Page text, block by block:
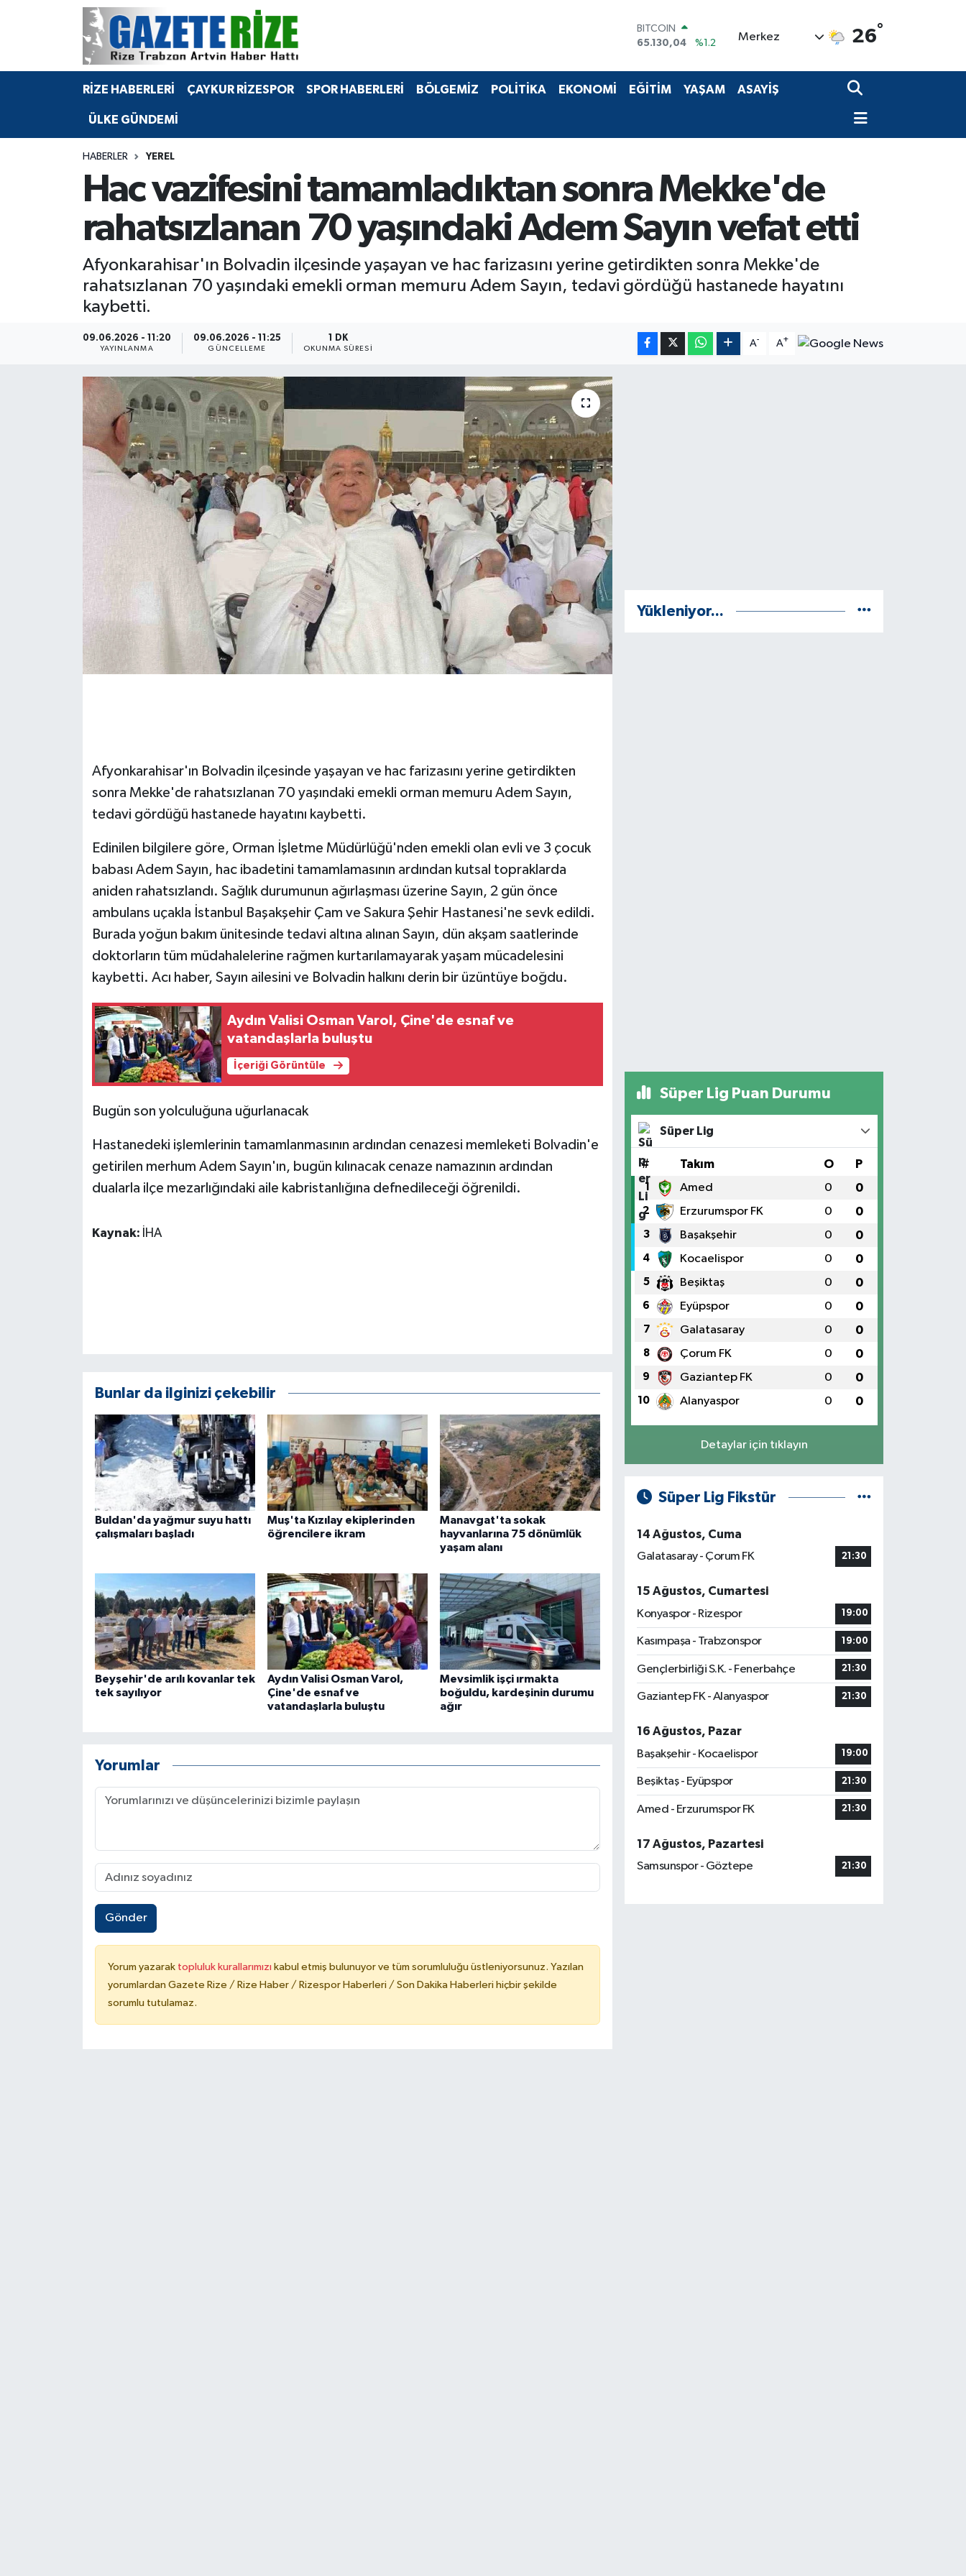
BITCOIN
65.130,04
%1.2
47,7069
%0.17
EURO
13.887
%64
Merkez 26°
RİZE HABERLERİ ÇAYKUR RİZESPOR SPOR HABERLERİ BÖLGEMİZ POLİTİKA EKONOMİ EĞİTİM YAŞAM ASAYİŞ
ÜLKE GÜNDEMİ
HABERLER YEREL
Hac vazifesini tamamladıktan sonra Mekke'de
rahatsızlanan 70 yaşındaki Adem Sayın vefat etti
Afyonkarahisar'ın Bolvadin ilçesinde yaşayan ve hac farizasını yerine getirdikten sonra Mekke'de
rahatsızlanan 70 yaşındaki emekli orman memuru Adem Sayın, tedavi gördüğü hastanede hayatını
kaybetti.
09.06.2026 - 11:20
YAYINLANMA
09.06.2026 - 11:25
GÜNCELLEME
1 DK
OKUNMA SÜRESI
A- A+
Afyonkarahisar'ın Bolvadin ilçesinde yaşayan ve hac farizasını yerine getirdikten
sonra Mekke'de rahatsızlanan 70 yaşındaki emekli orman memuru Adem Sayın,
tedavi gördüğü hastanede hayatını kaybetti.
Edinilen bilgilere göre, Orman İşletme Müdürlüğü'nden emekli olan evli ve 3 çocuk
babası Adem Sayın, hac ibadetini tamamlamasının ardından kutsal topraklarda
aniden rahatsızlandı. Sağlık durumunun ağırlaşması üzerine Sayın, 2 gün önce
ambulans uçakla İstanbul Başakşehir Çam ve Sakura Şehir Hastanesi'ne sevk edildi.
Burada yoğun bakım ünitesinde tedavi altına alınan Sayın, dün akşam saatlerinde
doktorların tüm müdahalelerine rağmen kurtarılamayarak yaşam mücadelesini
kaybetti. Acı haber, Sayın ailesini ve Bolvadin halkını derin bir üzüntüye boğdu.
Aydın Valisi Osman Varol, Çine'de esnaf ve
vatandaşlarla buluştu
İçeriği Görüntüle
Bugün son yolculuğuna uğurlanacak
Hastanedeki işlemlerinin tamamlanmasının ardından cenazesi memleketi Bolvadin'e
getirilen merhum Adem Sayın'ın, bugün kılınacak cenaze namazının ardından
dualarla ilçe mezarlığındaki aile kabristanlığına defnedileceği öğrenildi.
Kaynak: İHA
Bunlar da ilginizi çekebilir
Buldan'da yağmur suyu hattı
çalışmaları başladı
Muş'ta Kızılay ekiplerinden
öğrencilere ikram
Manavgat'ta sokak
hayvanlarına 75 dönümlük
yaşam alanı
Beyşehir'de arılı kovanlar tek
tek sayılıyor
Aydın Valisi Osman Varol,
Çine'de esnaf ve
vatandaşlarla buluştu
Mevsimlik işçi ırmakta
boğuldu, kardeşinin durumu
ağır
Yorumlar
Gönder
Yorum yazarak topluluk kurallarımızı kabul etmiş bulunuyor ve tüm sorumluluğu üstleniyorsunuz. Yazılan
yorumlardan Gazete Rize / Rize Haber / Rizespor Haberleri / Son Dakika Haberleri hiçbir şekilde
sorumlu tutulamaz.
Yükleniyor...
Süper Lig Puan Durumu
Süper Lig
# Takım O P
1 Amed 0 0
2 Erzurumspor FK 0 0
3 Başakşehir 0 0
4 Kocaelispor 0 0
5 Beşiktaş 0 0
6 Eyüpspor 0 0
7 Galatasaray 0 0
8 Çorum FK 0 0
9 Gaziantep FK 0 0
10 Alanyaspor 0 0
Detaylar için tıklayın
Süper Lig Fikstür
14 Ağustos, Cuma
Galatasaray - Çorum FK
21:30
15 Ağustos, Cumartesi
Konyaspor - Rizespor
19:00
Kasımpaşa - Trabzonspor 19:00
Gençlerbirliği S.K. - Fenerbahçe 21:30
Gaziantep FK - Alanyaspor 21:30
16 Ağustos, Pazar
Başakşehir - Kocaelispor
19:00
Beşiktaş - Eyüpspor 21:30
Amed - Erzurumspor FK 21:30
17 Ağustos, Pazartesi
Samsunspor - Göztepe
21:30
BÖLGEMİZ
Bilim Teknoloji
Advertising news
Canlı Maç
Dış Haberler
Gayrimenkul
HABERDE İNSAN
Jandarma
KÜLTÜR SANAT
MAGAZİN
Otomobil
POLİTİKA
SPOR HABERLERİ
TEKNOLOJİ
Merkez Nöbetçi Eczaneler
Merkez Hava Durumu
Merkez Trafik Yoğunluk Haritası
Tüm Manşetler
Son Dakika Haberleri
Haber Arşivi